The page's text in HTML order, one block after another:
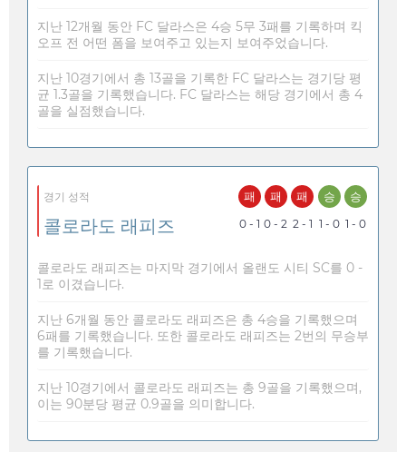
지난 12개월 동안 FC 달라스은 4승 5무 3패를 기록하며 킥
오프 전 어떤 폼을 보여주고 있는지 보여주었습니다.
지난 10경기에서 총 13골을 기록한 FC 달라스는 경기당 평
균 1.3골을 기록했습니다. FC 달라스는 해당 경기에서 총 4
골을 실점했습니다.
경기 성적
콜로라도 래피즈
패
0 - 1
패
0 - 2
패
2 - 1
승
1 - 0
승
1 - 0
콜로라도 래피즈는 마지막 경기에서 올랜도 시티 SC를 0 -
1로 이겼습니다.
지난 6개월 동안 콜로라도 래피즈은 총 4승을 기록했으며
6패를 기록했습니다. 또한 콜로라도 래피즈는 2번의 무승부
를 기록했습니다.
지난 10경기에서 콜로라도 래피즈는 총 9골을 기록했으며,
이는 90분당 평균 0.9골을 의미합니다.